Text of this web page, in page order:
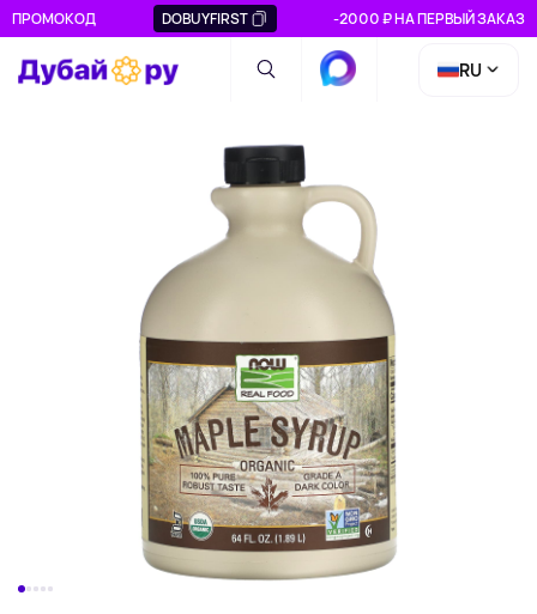
ПРОМОКОД DOBUYFIRST -2000 ₽ НА ПЕРВЫЙ ЗАКАЗ
RU